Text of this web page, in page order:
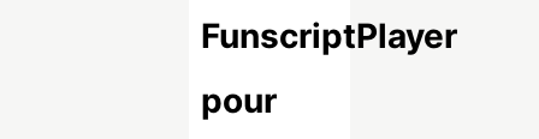
FunscriptPlayer
pour